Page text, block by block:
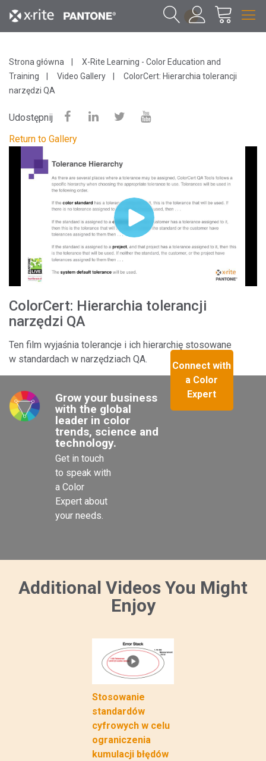
1
Strona główna
X-Rite Learning - Color Education and
Training
Video Gallery
ColorCert: Hierarchia tolerancji
narzędzi QA
Udostępnij
Return to Gallery
ColorCert: Hierarchia tolerancji
narzędzi QA
Ten film wyjaśnia tolerancje i ich hierarchię stosowane
w standardach w narzędziach QA.
Grow your business
with the global
leader in color
trends, science and
technology.
Get in touch
to speak with
a Color
Expert about
your needs.
Connect with
a Color
Expert
Additional Videos You Might
Enjoy
Stosowanie
standardów
cyfrowych w celu
ograniczenia
kumulacji błędów